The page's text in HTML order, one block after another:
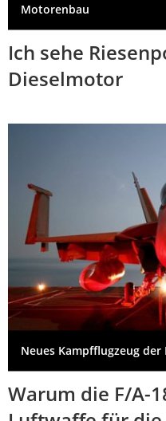
Motorenbau
Ich sehe
Dieselmotor
Neues Kampfflugzeug der
Warum die F/A-